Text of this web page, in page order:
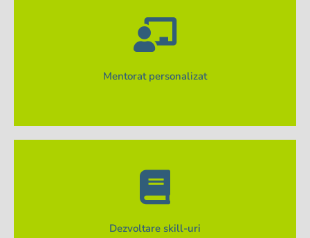
Mentorat personalizat
de dezvoltare.
Dezvoltare skill-uri
examene și în viață.